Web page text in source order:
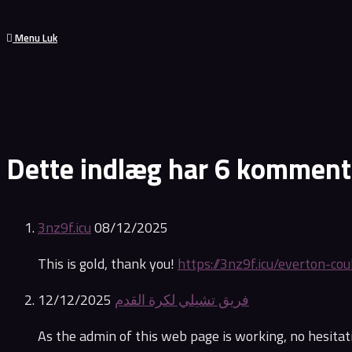
MenuLuk
Dette indlæg har 6
3nz9f.icu08/12/2025
This is gold, thank you! https://3nz9f.icu/everton-
فريق تشيلي لكرة القدم 12/12/2025
As the admin of this web page is working, no